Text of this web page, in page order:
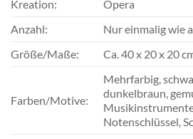
Kreation:
Opera
Anzahl:
Nur einmalig wie
Größe/Maße:
Ca. 40 x 20 x 20
Farben/Motive:
Mehrfarbig,
dunkelbraun,
Notenschlüssel,